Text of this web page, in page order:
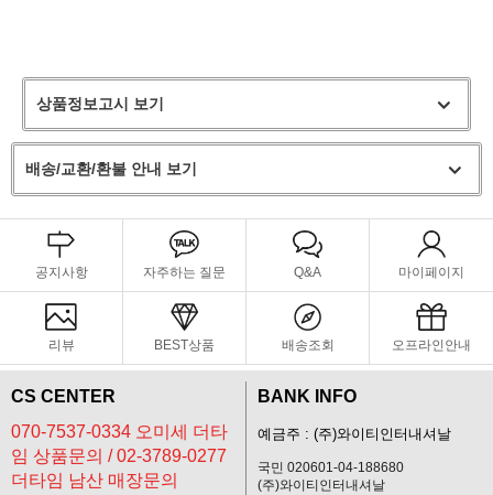
상품정보고시 보기
배송/교환/환불 안내 보기
공지사항 자주하는 질문 Q&A 마이페이지
리뷰 BEST상품 배송조회 오프라인안내
CS CENTER
070-7537-0334 오미세 더타
임 상품문의 / 02-3789-0277
더타임 남산 매장문의
BANK INFO
예금주 : (주)와이티인터내셔날
국민 020601-04-188680
(주)와이티인터내셔날